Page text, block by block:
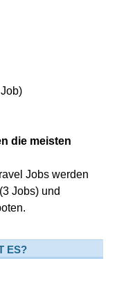
die meisten
Jobs werden
Jobs) und
ES?